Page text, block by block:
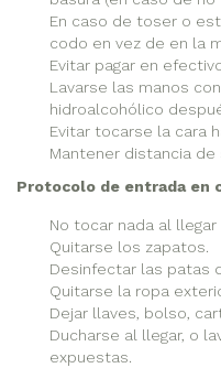
En caso de toser o
codo en vez de en la
Evitar pagar en
Lavarse las manos
hidroalcohólico
Evitar tocarse la cara
Mantener distancia de
Protocolo de entrada en
No tocar nada al llegar
Quitarse los zapatos.
Desinfectar las patas
Quitarse la ropa
Dejar llaves, bolso,
Ducharse al llegar, o
expuestas.